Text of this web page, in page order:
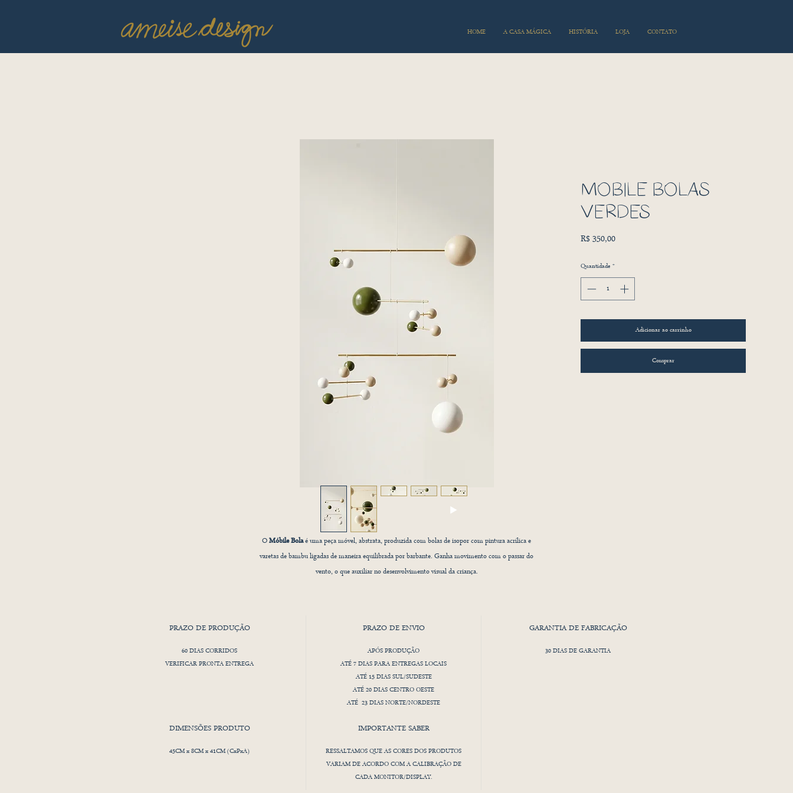
HOME A CASA MÁGICA HISTÓRIA LOJA CONTATO
MÓBILE BOLAS
VERDES
R$ 350,00Preço
Quantidade *
Adicionar ao carrinho
Comprar
OMóbile Bolaé uma peça móvel, abstrata, produzida com bolas de isopor com pintura acrílica e
varetas de bambu ligadas de maneira equilibrada por barbante. Ganha movimento com o passar do
vento, o que auxiliar no desenvolvimento visual da criança.
PRAZO DE PRODUÇÃO
60 DIAS CORRIDOS
VERIFICAR PRONTA ENTREGA
PRAZO DE ENVIO
APÓS PRODUÇÃO
ATÉ 7 DIAS PARA ENTREGAS LOCAIS
ATÉ 15 DIAS SUL/SUDESTE
ATÉ 20 DIAS CENTRO OESTE
ATÉ 23 DIAS NORTE/NORDESTE
GARANTIA DE FABRICAÇÃO
30 DIAS DE GARANTIA
DIMENSÕES PRODUTO
45CM x 8CM x 41CM (CxPxA)
IMPORTANTE SABER
RESSALTAMOS QUE AS CORES DOS PRODUTOS
VARIAM DE ACORDO COM A CALIBRAÇÃO DE
CADA MONITOR/DISPLAY.